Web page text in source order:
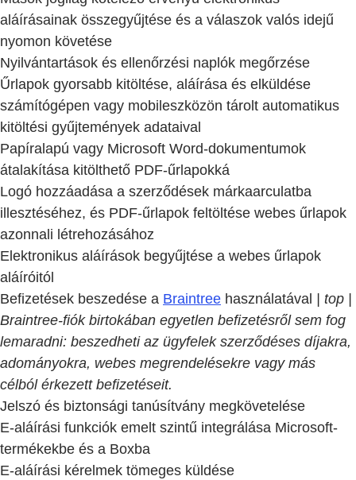
aláírásainak összegyűjtése és a válaszok valós idejű
nyomon követése
Nyilvántartások és ellenőrzési naplók megőrzése
Űrlapok gyorsabb kitöltése, aláírása és elküldése
számítógépen vagy mobileszközön tárolt automatikus
kitöltési gyűjtemények adataival
Papíralapú vagy Microsoft Word-dokumentumok
átalakítása kitölthető PDF-űrlapokká
Logó hozzáadása a szerződések márkaarculatba
illesztéséhez, és PDF-űrlapok feltöltése webes űrlapok
azonnali létrehozásához
Elektronikus aláírások begyűjtése a webes űrlapok
aláíróitól
Befizetések beszedése a Braintree használatával
| top |
Braintree-fiók birtokában egyetlen befizetésről sem fog
lemaradni: beszedheti az ügyfelek szerződéses díjakra,
adományokra, webes megrendelésekre vagy más
célból érkezett befizetéseit.
Jelszó és biztonsági tanúsítvány megkövetelése
E-aláírási funkciók emelt szintű integrálása Microsoft-
termékekbe és a Boxba
E-aláírási kérelmek tömeges küldése